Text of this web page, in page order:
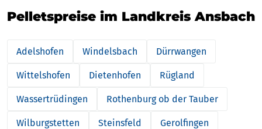
Pelletspreise im Landkreis Ansbach
Adelshofen Windelsbach Dürrwangen
Wittelshofen Dietenhofen Rügland
Wassertrüdingen Rothenburg ob der Tauber
Wilburgstetten Steinsfeld Gerolfingen